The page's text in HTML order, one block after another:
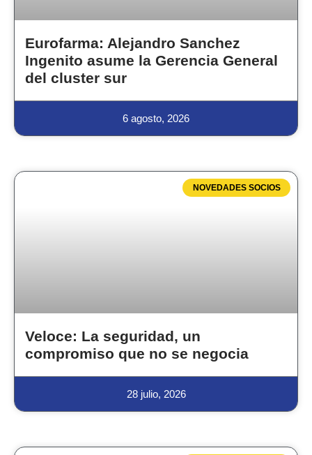
Eurofarma: Alejandro Sanchez
Ingenito asume la Gerencia General
del cluster sur
6 agosto, 2026
NOVEDADES SOCIOS
Veloce: La seguridad, un
compromiso que no se negocia
28 julio, 2026